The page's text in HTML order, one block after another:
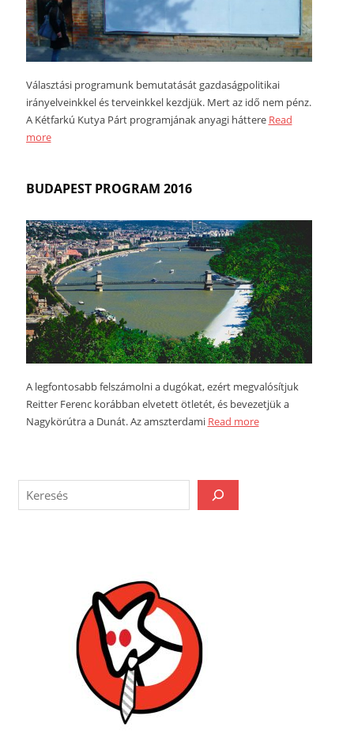
Választási programunk bemutatását gazdaságpolitikai
irányelveinkkel és terveinkkel kezdjük. Mert az idő nem pénz.
A Kétfarkú Kutya Párt programjának anyagi háttere Read
more
BUDAPEST PROGRAM 2016
A legfontosabb felszámolni a dugókat, ezért megvalósítjuk
Reitter Ferenc korábban elvetett ötletét, és bevezetjük a
Nagykörútra a Dunát. Az amszterdami Read more
MKKP